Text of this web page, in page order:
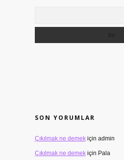
SON YORUMLAR
Çıkılmak ne demekiçin admin
Çıkılmak ne demekiçin Pala